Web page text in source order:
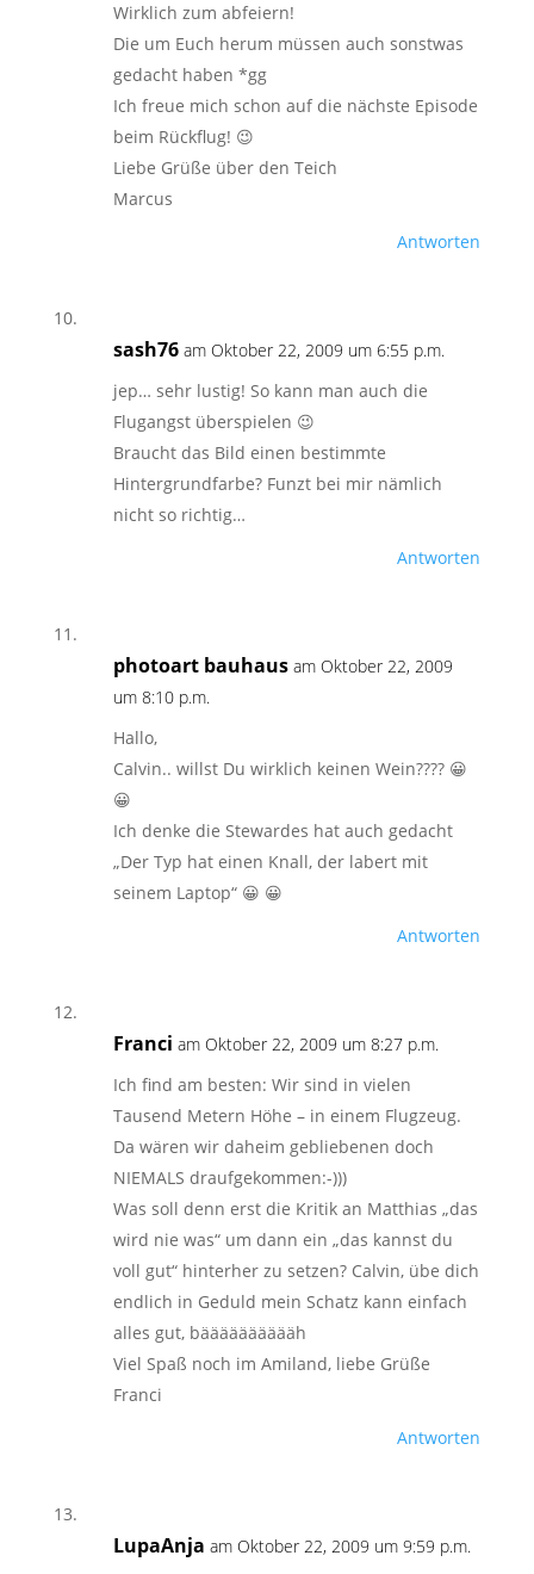
Wirklich zum abfeiern!
Die um Euch herum müssen auch sonstwas
gedacht haben *gg
Ich freue mich schon auf die nächste Episode
beim Rückflug! 😉
Liebe Grüße über den Teich
Marcus
Antworten
sash76 am Oktober 22, 2009 um 6:55 p.m.
jep… sehr lustig! So kann man auch die
Flugangst überspielen 😉
Braucht das Bild einen bestimmte
Hintergrundfarbe? Funzt bei mir nämlich
nicht so richtig…
Antworten
photoart bauhaus am Oktober 22, 2009
um 8:10 p.m.
Hallo,
Calvin.. willst Du wirklich keinen Wein???? 😀
😀
Ich denke die Stewardes hat auch gedacht
„Der Typ hat einen Knall, der labert mit
seinem Laptop“ 😀 😀
Antworten
Franci am Oktober 22, 2009 um 8:27 p.m.
Ich find am besten: Wir sind in vielen
Tausend Metern Höhe – in einem Flugzeug.
Da wären wir daheim gebliebenen doch
NIEMALS draufgekommen:-)))
Was soll denn erst die Kritik an Matthias „das
wird nie was“ um dann ein „das kannst du
voll gut“ hinterher zu setzen? Calvin, übe dich
endlich in Geduld mein Schatz kann einfach
alles gut, bääääääääääh
Viel Spaß noch im Amiland, liebe Grüße
Franci
Antworten
LupaAnja am Oktober 22, 2009 um 9:59 p.m.